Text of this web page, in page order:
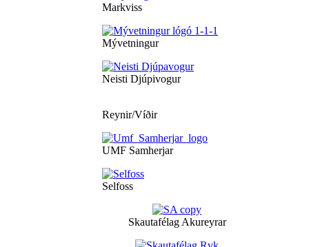
Markviss
Mývetningur
Neisti Djúpivogur
Reynir/Víðir
UMF Samherjar
Selfoss
Skautafélag Akureyrar